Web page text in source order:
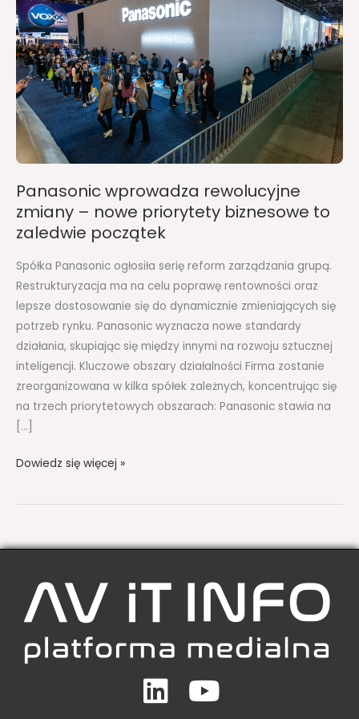
Panasonic wprowadza rewolucyjne
zmiany – nowe priorytety biznesowe to
zaledwie początek
Spółka Panasonic ogłosiła serię reform zarządzania grupą.
Restrukturyzacja ma na celu poprawę rentowności oraz
lepsze dostosowanie się do dynamicznie zmieniających się
potrzeb rynku. Panasonic wyznacza nowe standardy
działania, skupiając się między innymi na rozwoju sztucznej
inteligencji. Kluczowe obszary działalności Firma zostanie
zreorganizowana w kilka spółek zależnych, koncentrując się
na trzech priorytetowych obszarach: Panasonic stawia na
[…]
zmiany
–
nowe
priorytety
biznesowe
to
zaledwie
początek
Dowiedz się więcej »
LinkedinYoutube